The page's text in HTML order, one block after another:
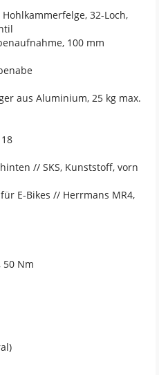
32-Loch,
100 mm
aus Aluminium, 25 kg max.
// SKS, Kunststoff, vorn
E-Bikes // Herrmans MR4,
50 Nm